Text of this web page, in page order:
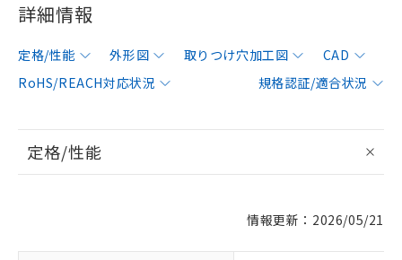
詳細情報
定格/性能 外形図 取りつけ穴加工図
CAD
RoHS/REACH対応状況
規格認証/適合状況
定格/性能
情報更新：2026/05/21